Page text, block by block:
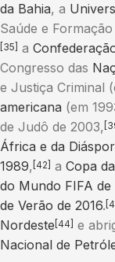
da Bahia, a
Saúde e
[35] a
Congresso das
e Justiça Criminal
americana (em
de Judô de 2003,
África e da
1989, [42] a Copa
do Mundo FIFA de
de Verão de 2016.
Nordeste [44] e
Nacional de